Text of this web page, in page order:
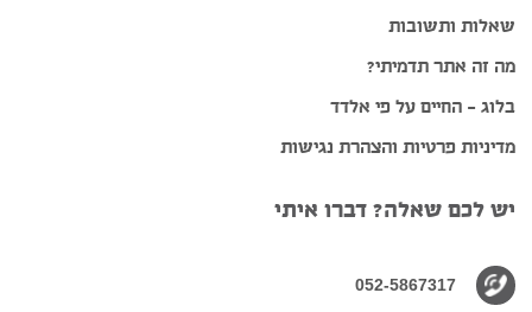
שאלות ותשובות
מה זה אתר תדמיתי?
בלוג – החיים על פי אלדד
מדיניות פרטיות והצהרת נגישות
יש לכם שאלה? דברו איתי
052-5867317